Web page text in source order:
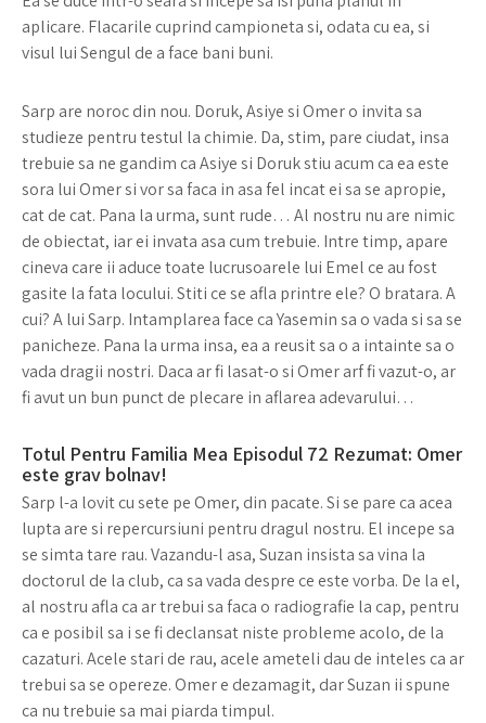
aplicare. Flacarile cuprind campioneta si, odata cu ea, si
visul lui Sengul de a face bani buni.
Sarp are noroc din nou. Doruk, Asiye si Omer o invita sa
studieze pentru testul la chimie. Da, stim, pare ciudat, insa
trebuie sa ne gandim ca Asiye si Doruk stiu acum ca ea este
sora lui Omer si vor sa faca in asa fel incat ei sa se apropie,
cat de cat. Pana la urma, sunt rude… Al nostru nu are nimic
de obiectat, iar ei invata asa cum trebuie. Intre timp, apare
cineva care ii aduce toate lucrusoarele lui Emel ce au fost
gasite la fata locului. Stiti ce se afla printre ele? O bratara. A
cui? A lui Sarp. Intamplarea face ca Yasemin sa o vada si sa se
panicheze. Pana la urma insa, ea a reusit sa o a intainte sa o
vada dragii nostri. Daca ar fi lasat-o si Omer arf fi vazut-o, ar
fi avut un bun punct de plecare in aflarea adevarului…
Totul Pentru Familia Mea Episodul 72 Rezumat: Omer
este grav bolnav!
Sarp l-a lovit cu sete pe Omer, din pacate. Si se pare ca acea
lupta are si repercursiuni pentru dragul nostru. El incepe sa
se simta tare rau. Vazandu-l asa, Suzan insista sa vina la
doctorul de la club, ca sa vada despre ce este vorba. De la el,
al nostru afla ca ar trebui sa faca o radiografie la cap, pentru
ca e posibil sa i se fi declansat niste probleme acolo, de la
cazaturi. Acele stari de rau, acele ameteli dau de inteles ca ar
trebui sa se opereze. Omer e dezamagit, dar Suzan ii spune
ca nu trebuie sa mai piarda timpul.